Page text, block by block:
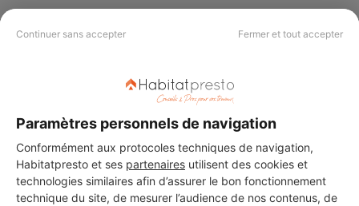
Continuer sans accepter Fermer et tout accepter
Paramètres personnels de navigation
Conformément aux protocoles techniques de navigation,
Habitatpresto et ses partenaires utilisent des cookies et
technologies similaires afin d’assurer le bon fonctionnement
technique du site, de mesurer l’audience de nos contenus, de
PAS LE TEMPS DE
CHERCHER ?
Vous souhaitez réaliser des travaux et ne savez quel professionnel
choisir ? Demandez des devis travauxauprès de notre réseau de 5 000
professionnels partout en France.